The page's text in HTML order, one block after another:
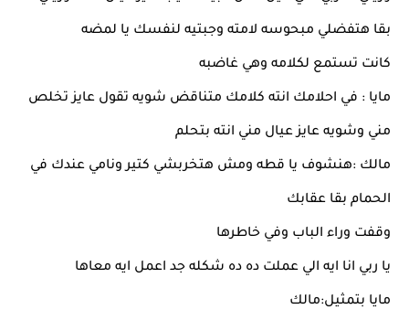
بقا هتفضلي مبحوسه لامته وجبتيه لنفسك يا لمضه
كانت تستمع لكلامه وهي غاضبه
مايا : في احلامك انته كلامك متناقض شويه تقول عايز تخلص
مني وشويه عايز عيال مني انته بتحلم
مالك :هنشوف يا قطه ومش هتخربشي كتير ونامي عندك في
الحمام بقا عقابك
وقفت وراء الباب وفي خاطرها
يا ربي انا ايه الي عملت ده ده شكله جد اعمل ايه معاها
مايا بتمثيل:مالك